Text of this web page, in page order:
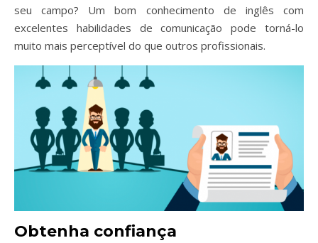
seu campo? Um bom conhecimento de inglês com
excelentes habilidades de comunicação pode torná-lo
muito mais perceptível do que outros profissionais.
Obtenha confiança